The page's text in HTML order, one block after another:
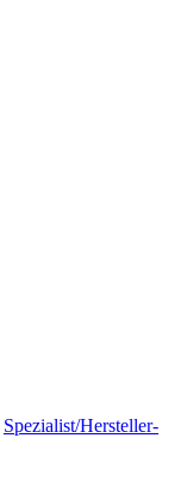
Spezialist/Hersteller-